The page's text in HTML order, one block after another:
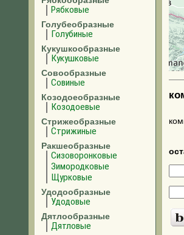
Рябковые
Голубеобразные
Голубиные
Кукушкообразные
Кукушковые
Совообразные
Совиные
Козодоеобразные
Козодоевые
Стрижеобразные
Стрижиные
Ракшеобразные
Сизоворонковые
Зимородковые
Щурковые
Удодообразные
Удодовые
Дятлообразные
Дятловые